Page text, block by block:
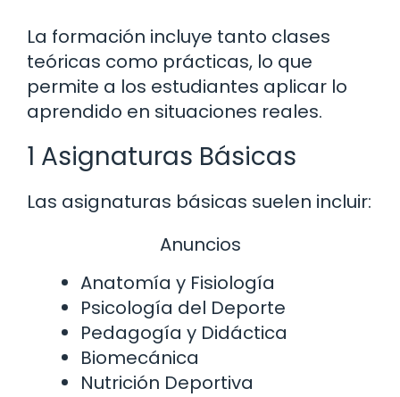
La formación incluye tanto clases
teóricas como prácticas, lo que
permite a los estudiantes aplicar lo
aprendido en situaciones reales.
1 Asignaturas Básicas
Las asignaturas básicas suelen incluir:
Anuncios
Anatomía y Fisiología
Psicología del Deporte
Pedagogía y Didáctica
Biomecánica
Nutrición Deportiva